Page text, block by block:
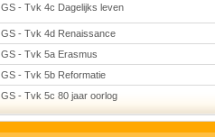
GS - Tvk 4c Dagelijks leven
GS - Tvk 4d Renaissance
GS - Tvk 5a Erasmus
GS - Tvk 5b Reformatie
GS - Tvk 5c 80 jaar oorlog